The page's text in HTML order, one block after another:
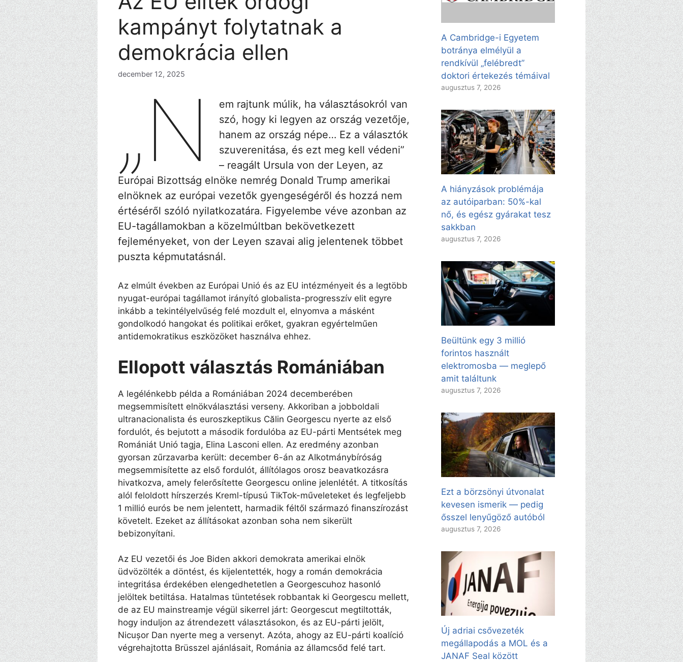
kampányt folytatnak a
demokrácia ellen
december 12, 2025
„N
em rajtunk múlik, ha választásokról van
szó, hogy ki legyen az ország vezetője,
hanem az ország népe… Ez a választók
szuverenitása, és ezt meg kell védeni”
– reagált Ursula von der Leyen, az
Európai Bizottság elnöke nemrég Donald Trump amerikai
elnöknek az európai vezetők gyengeségéről és hozzá nem
értéséről szóló nyilatkozatára. Figyelembe véve azonban az
EU-tagállamokban a közelmúltban bekövetkezett
fejleményeket, von der Leyen szavai alig jelentenek többet
puszta képmutatásnál.
Az elmúlt években az Európai Unió és az EU intézményeit és a legtöbb
nyugat-európai tagállamot irányító globalista-progresszív elit egyre
inkább a tekintélyelvűség felé mozdult el, elnyomva a másként
gondolkodó hangokat és politikai erőket, gyakran egyértelműen
antidemokratikus eszközöket használva ehhez.
Ellopott választás Romániában
A legélénkebb példa a Romániában 2024 decemberében
megsemmisített elnökválasztási verseny. Akkoriban a jobboldali
ultranacionalista és euroszkeptikus Călin Georgescu nyerte az első
fordulót, és bejutott a második fordulóba az EU-párti Mentsétek meg
Romániát Unió tagja, Elina Lasconi ellen. Az eredmény azonban
gyorsan zűrzavarba került: december 6-án az Alkotmánybíróság
megsemmisítette az első fordulót, állítólagos orosz beavatkozásra
hivatkozva, amely felerősítette Georgescu online jelenlétét. A titkosítás
alól feloldott hírszerzés Kreml-típusú TikTok-műveleteket és legfeljebb
1 millió eurós be nem jelentett, harmadik féltől származó finanszírozást
követelt. Ezeket az állításokat azonban soha nem sikerült
bebizonyítani.
Az EU vezetői és Joe Biden akkori demokrata amerikai elnök
üdvözölték a döntést, és kijelentették, hogy a román demokrácia
integritása érdekében elengedhetetlen a Georgescuhoz hasonló
jelöltek betiltása. Hatalmas tüntetések robbantak ki Georgescu mellett,
de az EU mainstreamje végül sikerrel járt: Georgescut megtiltották,
hogy induljon az átrendezett választásokon, és az EU-párti jelölt,
Nicușor Dan nyerte meg a versenyt. Azóta, ahogy az EU-párti koalíció
végrehajtotta Brüsszel ajánlásait, Románia az államcsőd felé tart.
A Cambridge-i Egyetem
botránya elmélyül a
rendkívül „felébredt”
doktori értekezés témáival
augusztus 7, 2026
A hiányzások problémája
az autóiparban: 50%-kal
nő, és egész gyárakat tesz
sakkban
augusztus 7, 2026
Beültünk egy 3 millió
forintos használt
elektromosba — meglepő
amit találtunk
augusztus 7, 2026
Ezt a börzsönyi útvonalat
kevesen ismerik — pedig
ősszel lenyűgöző autóból
augusztus 7, 2026
Új adriai csővezeték
megállapodás a MOL és a
JANAF Seal között